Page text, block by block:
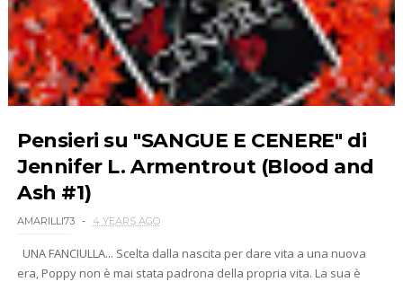
Pensieri su "SANGUE E CENERE" di
Jennifer L. Armentrout (Blood and
Ash #1)
AMARILLI73 4 YEARS AGO
UNA FANCIULLA... Scelta dalla nascita per dare vita a una nuova
era, Poppy non è mai stata padrona della propria vita. La sua è